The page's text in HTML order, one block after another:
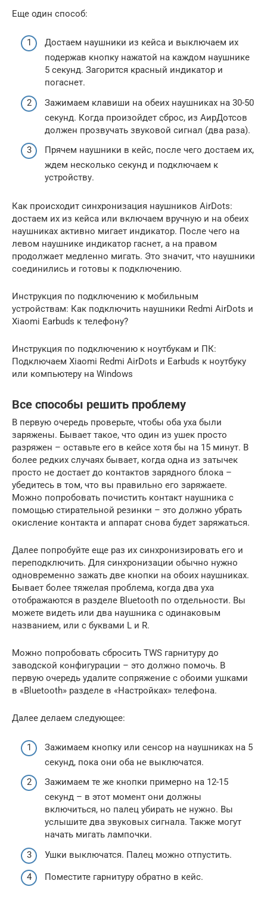
Еще один способ:
Достаем наушники из кейса и выключаем их
подержав кнопку нажатой на каждом наушнике
5 секунд. Загорится красный индикатор и
погаснет.
Зажимаем клавиши на обеих наушниках на 30-50
секунд. Когда произойдет сброс, из АирДотсов
должен прозвучать звуковой сигнал (два раза).
Прячем наушники в кейс, после чего достаем их,
ждем несколько секунд и подключаем к
устройству.
Как происходит синхронизация наушников AirDots:
достаем их из кейса или включаем вручную и на обеих
наушниках активно мигает индикатор. После чего на
левом наушнике индикатор гаснет, а на правом
продолжает медленно мигать. Это значит, что наушники
соединились и готовы к подключению.
Инструкция по подключению к мобильным
устройствам: Как подключить наушники Redmi AirDots и
Xiaomi Earbuds к телефону?
Инструкция по подключению к ноутбукам и ПК:
Подключаем Xiaomi Redmi AirDots и Earbuds к ноутбуку
или компьютеру на Windows
Все способы решить проблему
В первую очередь проверьте, чтобы оба уха были
заряжены. Бывает такое, что один из ушек просто
разряжен – оставьте его в кейсе хотя бы на 15 минут. В
более редких случаях бывает, когда одна из затычек
просто не достает до контактов зарядного блока –
убедитесь в том, что вы правильно его заряжаете.
Можно попробовать почистить контакт наушника с
помощью стирательной резинки – это должно убрать
окисление контакта и аппарат снова будет заряжаться.
Далее попробуйте еще раз их синхронизировать его и
переподключить. Для синхронизации обычно нужно
одновременно зажать две кнопки на обоих наушниках.
Бывает более тяжелая проблема, когда два уха
отображаются в разделе Bluetooth по отдельности. Вы
можете видеть или два наушника с одинаковым
названием, или с буквами L и R.
Можно попробовать сбросить TWS гарнитуру до
заводской конфигурации – это должно помочь. В
первую очередь удалите сопряжение с обоими ушками
в «Bluetooth» разделе в «Настройках» телефона.
Далее делаем следующее:
Зажимаем кнопку или сенсор на наушниках на 5
секунд, пока они оба не выключатся.
Зажимаем те же кнопки примерно на 12-15
секунд – в этот момент они должны
включиться, но палец убирать не нужно. Вы
услышите два звуковых сигнала. Также могут
начать мигать лампочки.
Ушки выключатся. Палец можно отпустить.
Поместите гарнитуру обратно в кейс.